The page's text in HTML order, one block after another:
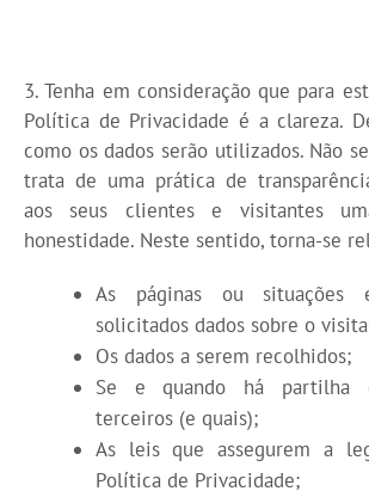
3. Tenha em consideração que para
Política de Privacidade é a clareza.
como os dados serão utilizados. Não
trata de uma prática de
aos seus clientes e visitantes
honestidade. Neste sentido, torna-se
As páginas ou situações
solicitados dados sobre o
Os dados a serem recolhidos;
Se e quando há partilha
terceiros (e quais);
As leis que assegurem a
Política de Privacidade;